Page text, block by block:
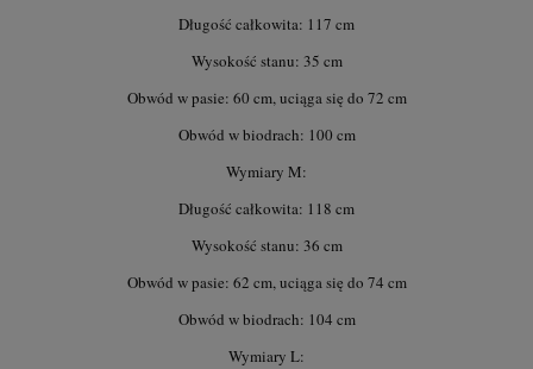
Długość całkowita: 117 cm
Wysokość stanu: 35 cm
Obwód w pasie: 60 cm, uciąga się do 72 cm
Obwód w biodrach: 100 cm
Wymiary M:
Długość całkowita: 118 cm
Wysokość stanu: 36 cm
Obwód w pasie: 62 cm, uciąga się do 74 cm
Obwód w biodrach: 104 cm
Wymiary L: